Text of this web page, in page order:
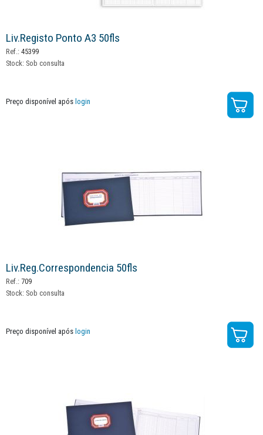
Liv.registo Ponto A3 50fls
Ref.: 45399
Stock: Sob consulta
Preço disponível após login
Liv.reg.correspondencia 50fls
Ref.: 709
Stock: Sob consulta
Preço disponível após login